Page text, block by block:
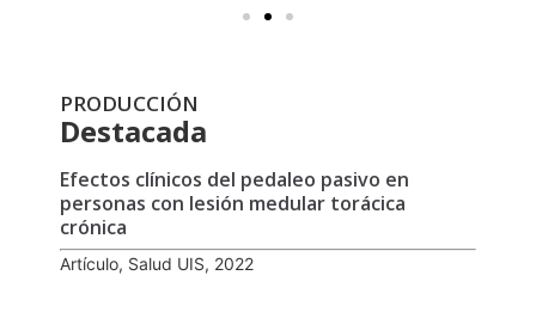
PRODUCCIÓN
Destacada
Efectos clínicos del pedaleo pasivo en
personas con lesión medular torácica
crónica
Artículo, Salud UIS, 2022